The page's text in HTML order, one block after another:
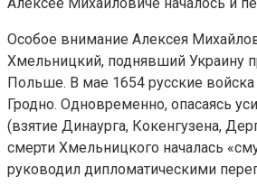
Особое внимание Алексея
Хмельницкий, поднявший Украину
Польше. В мае 1654 русские
Гродно. Одновременно, опасаясь
(взятие Динаурга, Кокенгузена,
смерти Хмельницкого началась
руководил дипломатическими